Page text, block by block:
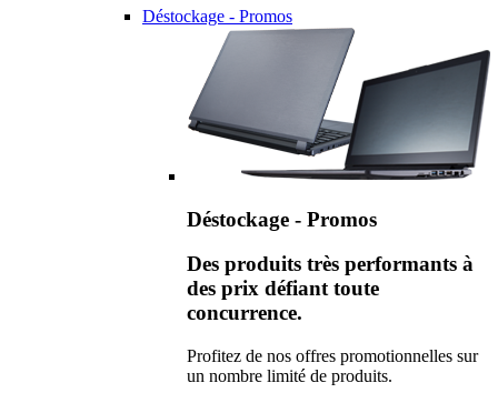
Déstockage - Promos
Déstockage - Promos
Des produits très performants à
des prix défiant toute
concurrence.
Profitez de nos offres promotionnelles sur
un nombre limité de produits.